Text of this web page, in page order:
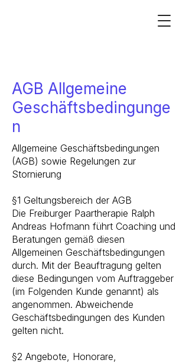
AGB Allgemeine
Geschäftsbedingunge
n
Allgemeine Geschäftsbedingungen
(AGB) sowie Regelungen zur
Stornierung
§1 Geltungsbereich der AGB ​
Die Freiburger Paartherapie Ralph
Andreas Hofmann führt Coaching und
Beratungen gemäß diesen
Allgemeinen Geschäftsbedingungen
durch. Mit der Beauftragung gelten
diese Bedingungen vom Auftraggeber
(im Folgenden Kunde genannt) als
angenommen. Abweichende
Geschäftsbedingungen des Kunden
gelten nicht.
§2 Angebote, Honorare,